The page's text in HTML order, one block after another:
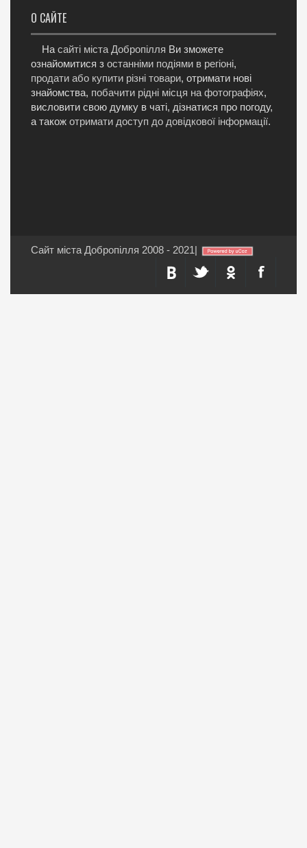
О САЙТЕ
На сайті міста Добропілля Ви зможете
ознайомитися з останніми подіями в регіоні,
продати або купити різні товари, отримати нові
знайомства, побачити рідні місця на фотографіях,
висловити свою думку в чаті, дізнатися про погоду,
а також отримати доступ до довідкової інформації.
Сайт міста Добропілля 2008 - 2021|